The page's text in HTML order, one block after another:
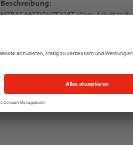
Beschreibung:
NITRAS MOTION TEX VIZ, Warn-
g/qm, atmungsaktives und leichtes
mit Knöpfen, Gummizug am Bund,
durchgängiger Reißverschluss mit
umlaufende Reflexstreifen und
Sichtbarkeit, praktische und funktionale
Smartphone-Tasche, zwei Stifttaschen
100®, Regular Fit, PSA-Risikokategorie II